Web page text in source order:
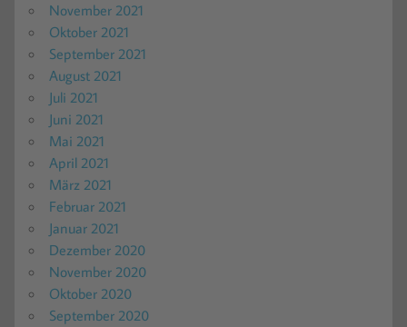
November 2021
Oktober 2021
September 2021
August 2021
Juli 2021
Juni 2021
Mai 2021
April 2021
März 2021
Februar 2021
Januar 2021
Dezember 2020
November 2020
Oktober 2020
September 2020